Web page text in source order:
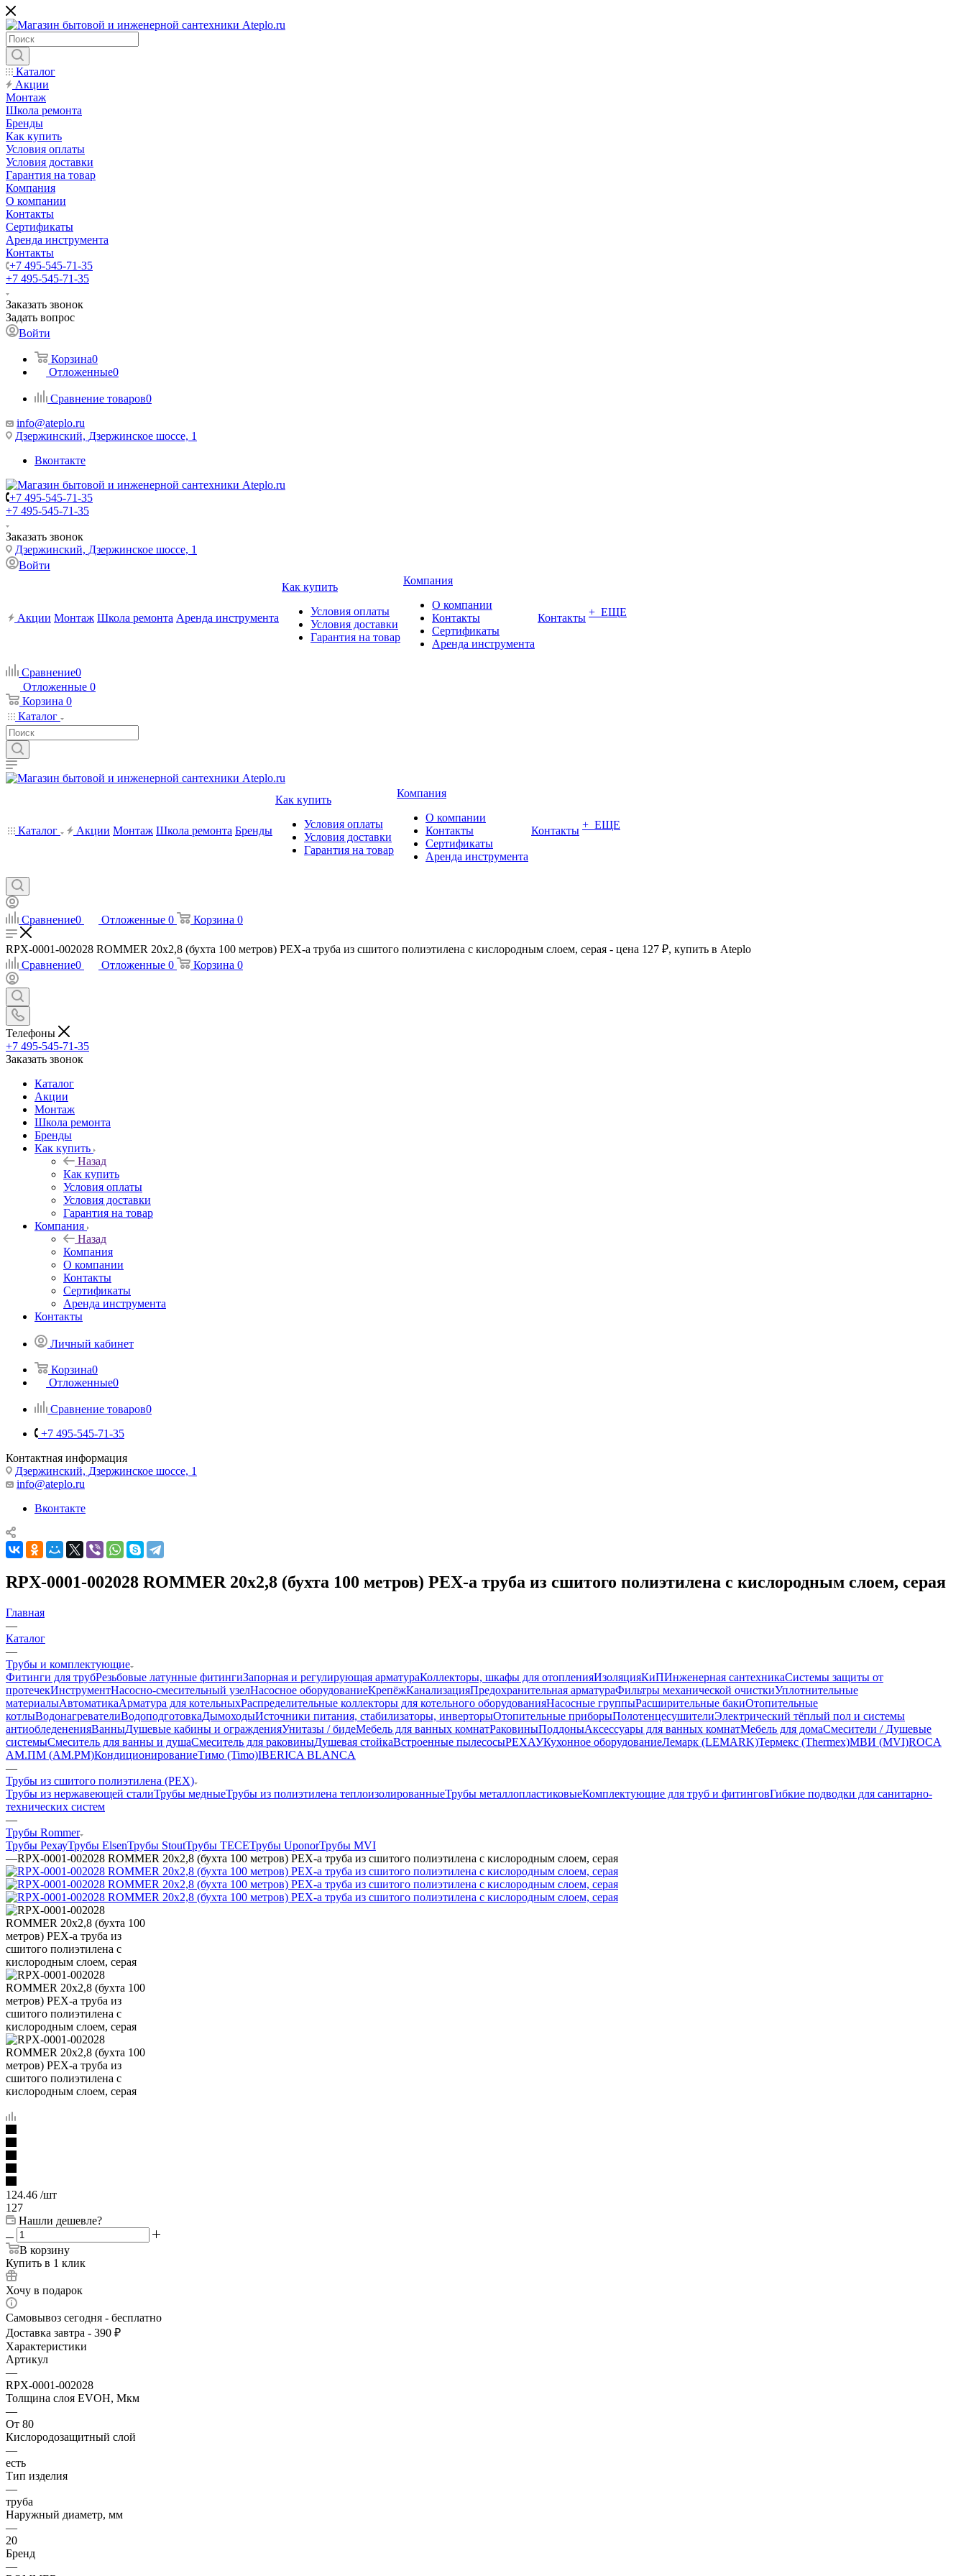
Каталог
Акции
Монтаж
Школа ремонта
Бренды
Как купить
Условия оплаты
Условия доставки
Гарантия на товар
Компания
О компании
Контакты
Сертификаты
Аренда инструмента
Контакты
+7 495-545-71-35
+7 495-545-71-35
Заказать звонок
Задать вопрос
Войти
Корзина0
Отложенные0
Сравнение товаров0
info@ateplo.ru
Дзержинский, Дзержинское шоссе, 1
Вконтакте
+7 495-545-71-35
+7 495-545-71-35
Заказать звонок
Дзержинский, Дзержинское шоссе, 1
Войти
Акции Монтаж Школа ремонта Аренда инструмента
Как купить
Условия оплаты
Условия доставки
Гарантия на товар
Компания
О компании
Контакты
Сертификаты
Аренда инструмента
Контакты + ЕЩЕ
Сравнение0
Отложенные 0
Корзина 0
Каталог
Каталог Акции Монтаж Школа ремонта Бренды
Как купить
Условия оплаты
Условия доставки
Гарантия на товар
Компания
О компании
Контакты
Сертификаты
Аренда инструмента
Контакты + ЕЩЕ
Сравнение0 Отложенные 0 Корзина 0
RPX-0001-002028 ROMMER 20х2,8 (бухта 100 метров) PEX-a труба из сшитого полиэтилена с кислородным слоем, серая - цена 127 ₽, купить в Ateplo
Сравнение0 Отложенные 0 Корзина 0
Телефоны
+7 495-545-71-35
Заказать звонок
Каталог
Акции
Монтаж
Школа ремонта
Бренды
Как купить
Назад
Как купить
Условия оплаты
Условия доставки
Гарантия на товар
Компания
Назад
Компания
О компании
Контакты
Сертификаты
Аренда инструмента
Контакты
Личный кабинет
Корзина0
Отложенные0
Сравнение товаров0
+7 495-545-71-35
Контактная информация
Дзержинский, Дзержинское шоссе, 1
info@ateplo.ru
Вконтакте
RPX-0001-002028 ROMMER 20х2,8 (бухта 100 метров) PEX-a труба из сшитого полиэтилена с кислородным слоем, серая
Главная
—
Каталог
—
Трубы и комплектующие
Фитинги для трубРезьбовые латунные фитингиЗапорная и регулирующая арматураКоллекторы, шкафы для отопленияИзоляцияКиПИнженерная сантехникаСистемы защиты от
протечекИнструментНасосно-смесительный узелНасосное оборудованиеКрепёжКанализацияПредохранительная арматураФильтры механической очисткиУплотнительные
материалыАвтоматикаАрматура для котельныхРаспределительные коллекторы для котельного оборудованияНасосные группыРасширительные бакиОтопительные
котлыВодонагревателиВодоподготовкаДымоходыИсточники питания, стабилизаторы, инверторыОтопительные приборыПолотенцесушителиЭлектрический тёплый пол и системы
антиобледененияВанныДушевые кабины и огражденияУнитазы / бидеМебель для ванных комнатРаковиныПоддоныАксессуары для ванных комнатМебель для домаСмесители / Душевые
системыСмеситель для ванны и душаСмеситель для раковиныДушевая стойкаВстроенные пылесосыРЕХАУКухонное оборудованиеЛемарк (LEMARK)Термекс (Thermex)МВИ (MVI)ROCA
АМ.ПМ (AM.PM)КондиционированиеТимо (Timo)IBERICA BLANCA
—
Трубы из сшитого полиэтилена (PEX)
Трубы из нержавеющей сталиТрубы медныеТрубы из полиэтилена теплоизолированныеТрубы металлопластиковыеКомплектующие для труб и фитинговГибкие подводки для санитарно-
технических систем
—
Трубы Rommer
Трубы РехауТрубы ElsenТрубы StoutТрубы TECEТрубы UponorТрубы MVI
—RPX-0001-002028 ROMMER 20х2,8 (бухта 100 метров) PEX-a труба из сшитого полиэтилена с кислородным слоем, серая
124.46 /шт
127
Нашли дешевле?
В корзину
Купить в 1 клик
Хочу в подарок
Самовывоз сегодня - бесплатно
Доставка завтра - 390 ₽
Характеристики
Артикул
—
RPX-0001-002028
Толщина слоя EVOH, Мкм
—
От 80
Кислородозащитный слой
—
есть
Тип изделия
—
труба
Наружный диаметр, мм
—
20
Бренд
—